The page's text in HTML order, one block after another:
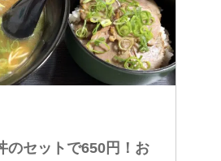
のセットで650円！お